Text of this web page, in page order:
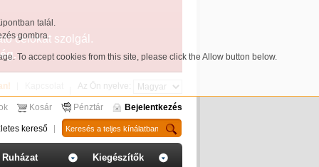
talál.
gombra.
. To accept cookies from this site, please click the Allow button below.
célokat szolgál.
Az Ön nyelve:
Kosár Pénztár Bejelentkezés
kereső
Ruházat Kiegészítők